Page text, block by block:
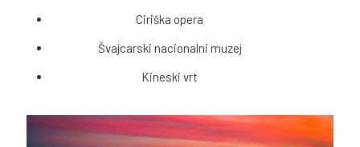
Ciriška opera
Švajcarski nacionalni muzej
Kineski vrt